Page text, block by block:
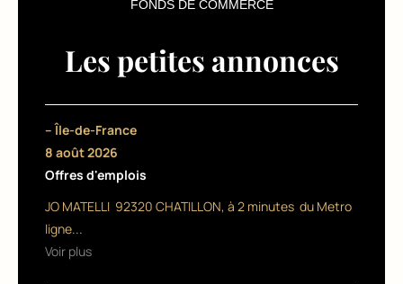
e
m
b
a
u
FONDS DE COMMERCE
Les petites annonces
– Île-de-France
8 août 2026
Offres d'emplois
JO MATELLI 92320 CHATILLON, à 2 minutes du Metro
ligne...
Voir plus